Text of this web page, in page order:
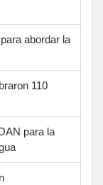
abordar la
110
para la